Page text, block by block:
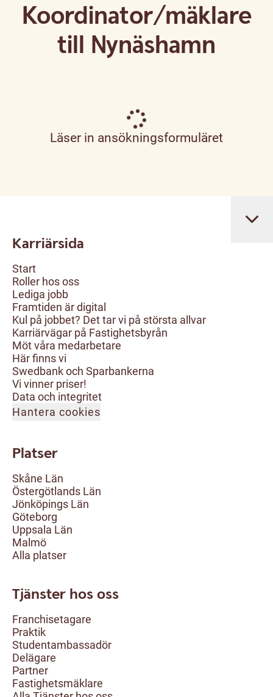
Koordinator/mäklare
till Nynäshamn
Läser in ansökningsformuläret
Karriärsida
Start
Roller hos oss
Lediga jobb
Framtiden är digital
Kul på jobbet? Det tar vi på största allvar
Karriärvägar på Fastighetsbyrån
Möt våra medarbetare
Här finns vi
Swedbank och Sparbankerna
Vi vinner priser!
Data och integritet
Hantera cookies
Platser
Skåne Län
Östergötlands Län
Jönköpings Län
Göteborg
Uppsala Län
Malmö
Alla platser
Tjänster hos oss
Franchisetagare
Praktik
Studentambassadör
Delägare
Partner
Fastighetsmäklare